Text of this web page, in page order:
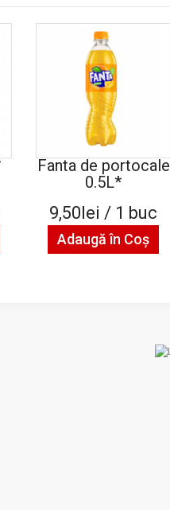
Fanta de portocale
0.5L*
9,50lei / 1 buc
Adaugă în Coş